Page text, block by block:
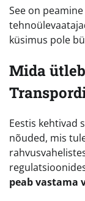
See on
küsimus pole
Mida
Eestis kehtivad
nõuded, mis
peab vastama